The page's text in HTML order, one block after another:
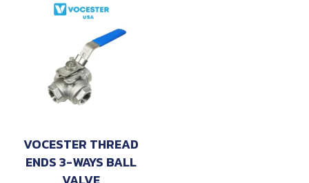
VOCESTER THREAD
ENDS 3-WAYS BALL